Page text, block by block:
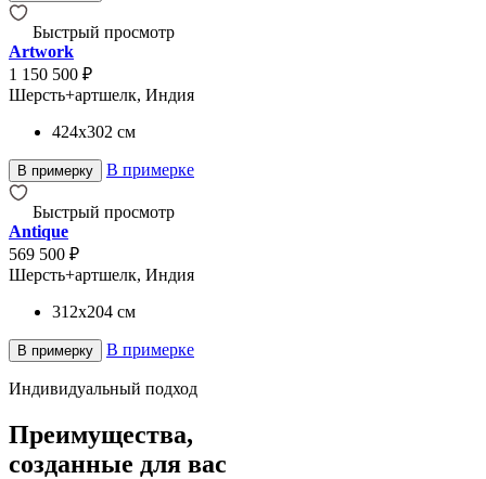
Быстрый просмотр
Artwork
1 150 500 ₽
Шерсть+артшелк, Индия
424x302 см
В примерку В примерке
Быстрый просмотр
Antique
569 500 ₽
Шерсть+артшелк, Индия
312x204 см
В примерку В примерке
Индивидуальный подход
Преимущества,
созданные для вас